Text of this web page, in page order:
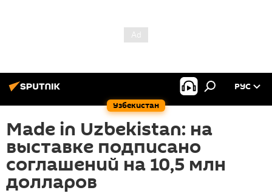
Узбекистан
РУС
Made in Uzbekistan: на
выставке подписано
соглашений на 10,5 млн
долларов